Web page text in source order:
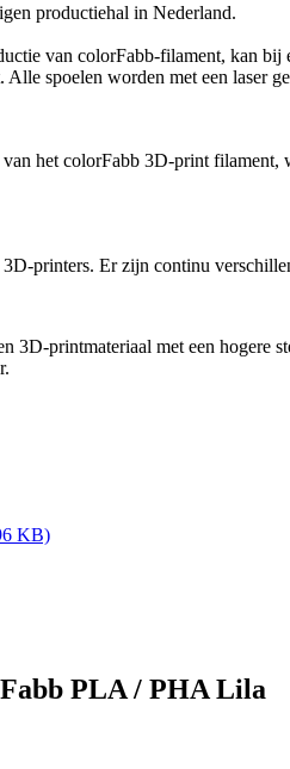
productiehal in Nederland.
van colorFabb-filament, kan
spoelen worden met een laser
het colorFabb 3D-print
printers. Er zijn continu
printmateriaal met een hogere
KB)
PLA / PHA Lila